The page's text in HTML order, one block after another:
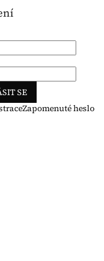
SE
Zapomenuté heslo